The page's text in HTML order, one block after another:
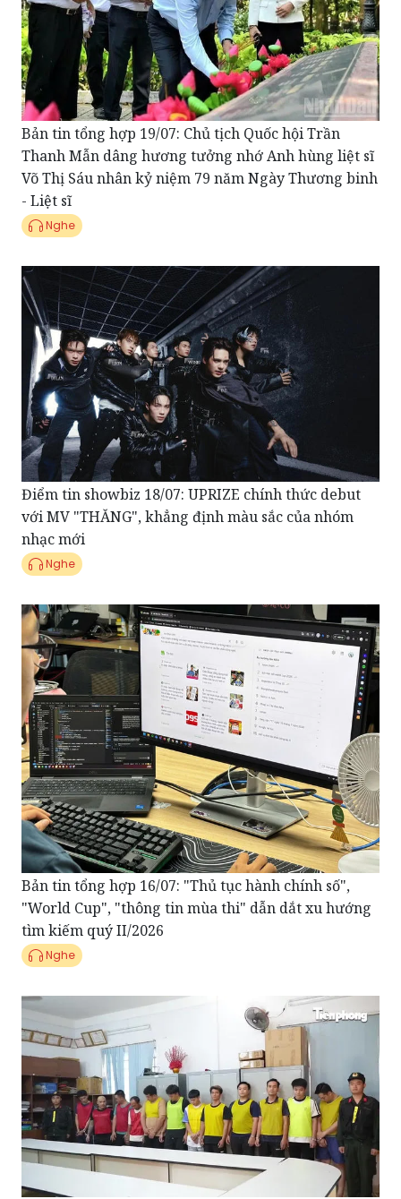
Bản tin tổng hợp 19/07: Chủ tịch Quốc hội Trần
Thanh Mẫn dâng hương tưởng nhớ Anh hùng liệt sĩ
Võ Thị Sáu nhân kỷ niệm 79 năm Ngày Thương binh
- Liệt sĩ
Nghe
Điểm tin showbiz 18/07: UPRIZE chính thức debut
với MV "THĂNG", khẳng định màu sắc của nhóm
nhạc mới
Nghe
Bản tin tổng hợp 16/07: "Thủ tục hành chính số",
"World Cup", "thông tin mùa thi" dẫn dắt xu hướng
tìm kiếm quý II/2026
Nghe